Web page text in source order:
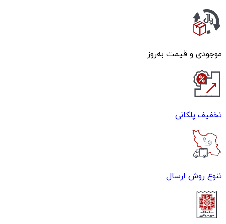
موجودی و قیمت به‌روز
تخفیف پلکانی
تنوع روش ارسال